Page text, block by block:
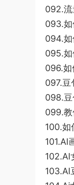
092.
093.
094.
095.
096.
097.豆
098.
099.
100.
101.AI
102.AI
103.AI